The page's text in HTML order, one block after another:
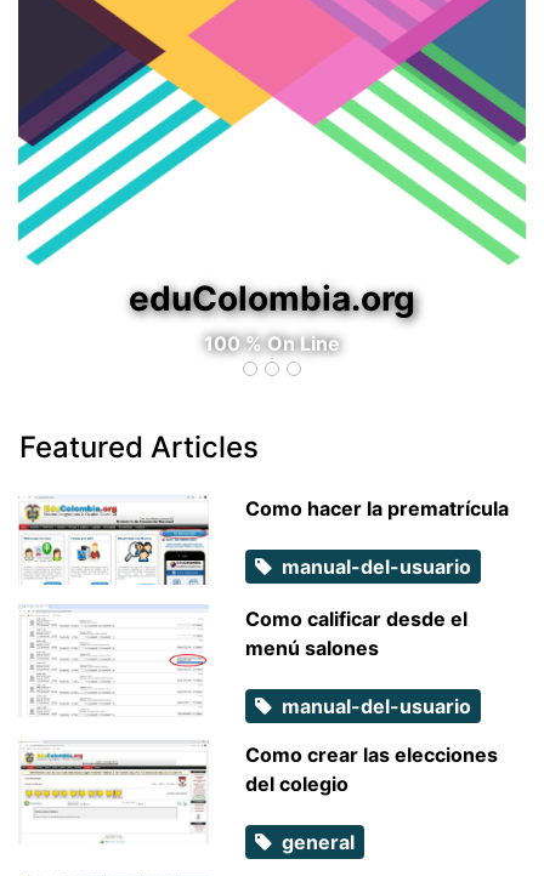
eduColombia.org
100 % On Line
Featured Articles
Como hacer la prematrícula
manual-del-usuario
Como calificar desde el
menú salones
manual-del-usuario
Como crear las elecciones
del colegio
general